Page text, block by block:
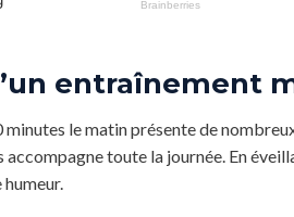
entraînement
le matin présente de
accompagne toute la journée. En